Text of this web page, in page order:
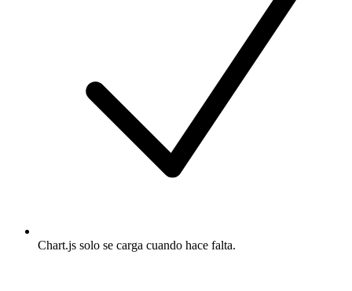
Chart.js solo se carga cuando hace falta.